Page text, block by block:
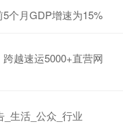
个月GDP增速为15%
越速运5000+直营网
_生活_公众_行业